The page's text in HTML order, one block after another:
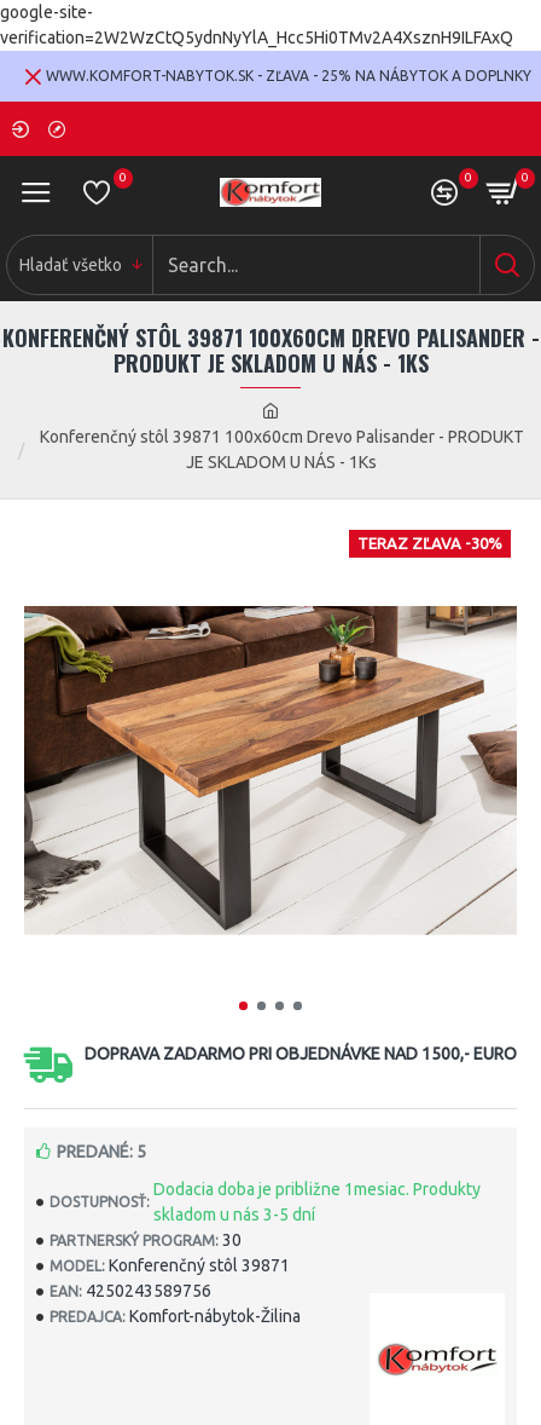
google-site-
verification=2W2WzCtQ5ydnNyYlA_Hcc5Hi0TMv2A4XsznH9ILFAxQ
WWW.KOMFORT-NABYTOK.SK - ZĽAVA - 25% NA NÁBYTOK A DOPLNKY
0 0 0
Hladať všetko
Konferenčný stôl 39871 100x60cm Drevo Palisander - PRODUKT
JE SKLADOM U NÁS - 1Ks
KONFERENČNÝ STÔL 39871 100X60CM DREVO PALISANDER -
PRODUKT JE SKLADOM U NÁS - 1KS
TERAZ ZĽAVA -30%
DOPRAVA ZADARMO PRI OBJEDNÁVKE NAD 1500,- EURO
DOSTUPNOSŤ:
Dodacia doba je približne 1mesiac. Produkty
skladom u nás 3-5 dní
PARTNERSKÝ PROGRAM: 30
MODEL: Konferenčný stôl 39871
EAN: 4250243589756
PREDAJCA: Komfort-nábytok-Žilina
PREDANÉ: 5